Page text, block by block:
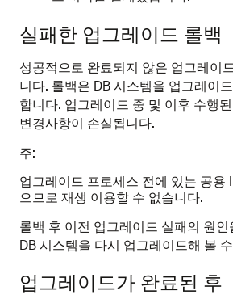
실패한 업그레이드 롤백
성공적으로 완료되지 않은 업그레이
니다. 롤백은 DB 시스템을 업그레이
합니다. 업그레이드 중 및 이후 수행
변경사항이 손실됩니다.
주:
업그레이드 프로세스 전에 있는 공용
으므로 재생 이용할 수 없습니다.
롤백 후 이전 업그레이드 실패의 원
DB 시스템을 다시 업그레이드해 볼
업그레이드가 완료된 후